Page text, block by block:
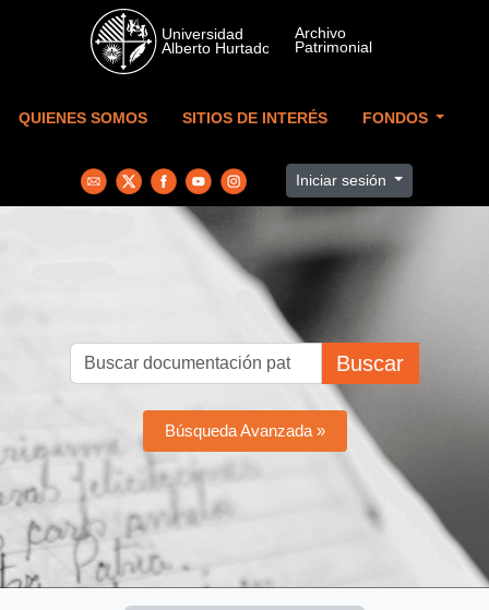
Skip to main content
QUIENES SOMOS SITIOS DE INTERÉS FONDOS
Iniciar sesión
Buscar
Búsqueda Avanzada »